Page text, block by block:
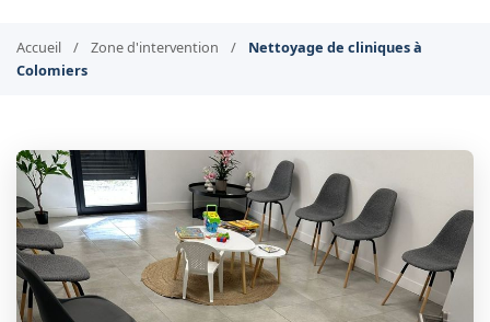
Accueil / Zone d'intervention /
Nettoyage de cliniques à
Colomiers